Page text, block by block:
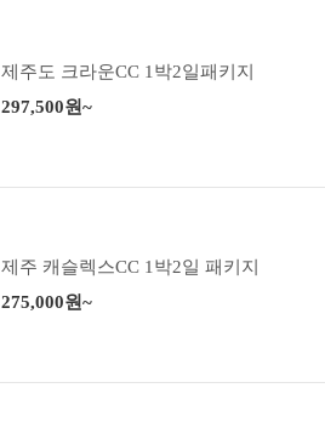
제주도 크라운CC 1박2일패키지
297,500원~
제주 캐슬렉스CC 1박2일 패키지
275,000원~